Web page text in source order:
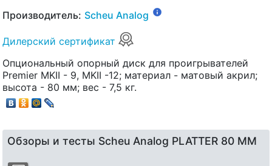
Производитель: Scheu Analog
Дилерский сертификат
Опциональный опорный диск для проигрывателей
Premier MKII - 9, MKII -12; материал - матовый акрил;
высота - 80 мм; вес - 7,5 кг.
Обзоры и тесты Scheu Analog PLATTER 80 MM